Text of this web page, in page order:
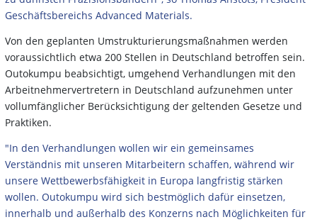
Geschäftsbereichs Advanced Materials.
Von den geplanten Umstrukturierungsmaßnahmen werden
voraussichtlich etwa 200 Stellen in Deutschland betroffen sein.
Outokumpu beabsichtigt, umgehend Verhandlungen mit den
Arbeitnehmervertretern in Deutschland aufzunehmen unter
vollumfänglicher Berücksichtigung der geltenden Gesetze und
Praktiken.
"In den Verhandlungen wollen wir ein gemeinsames
Verständnis mit unseren Mitarbeitern schaffen, während wir
unsere Wettbewerbsfähigkeit in Europa langfristig stärken
wollen. Outokumpu wird sich bestmöglich dafür einsetzen,
innerhalb und außerhalb des Konzerns nach Möglichkeiten für